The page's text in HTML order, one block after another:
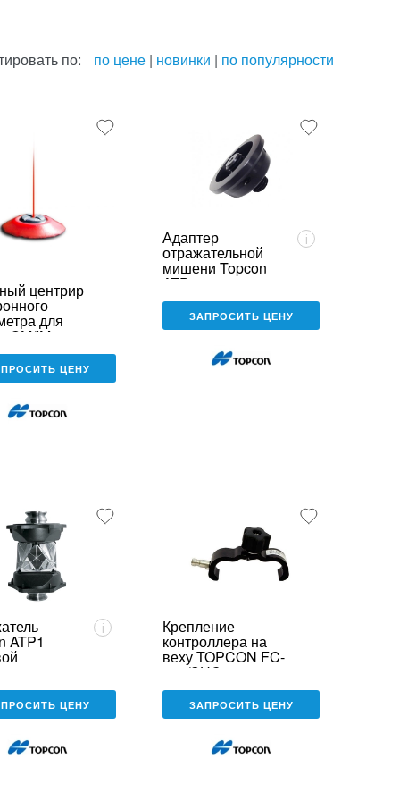
по: по цене | новинки | по популярности
центрир
для
IM в
ЦЕНУ
Адаптер
отражательной
мишени Topcon
ATP1
i
ЗАПРОСИТЬ ЦЕНУ
ATP1
i
ЦЕНУ
Крепление
контроллера на
веху TOPCON FC-
236/SHC236
ЗАПРОСИТЬ ЦЕНУ